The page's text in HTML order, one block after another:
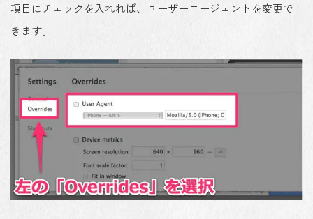
項目にチェックを入れれば、ユーザーエージェントを変更で
きます。